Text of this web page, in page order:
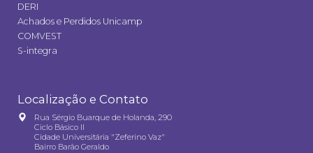
DERI
Achados e Perdidos Unicamp
COMVEST
S-integra
Localização e Contato
Rua Sérgio Buarque de Holanda, 290
Ciclo Básico II
Cidade Universitária "Zeferino Vaz"
Bairro Barão Geraldo